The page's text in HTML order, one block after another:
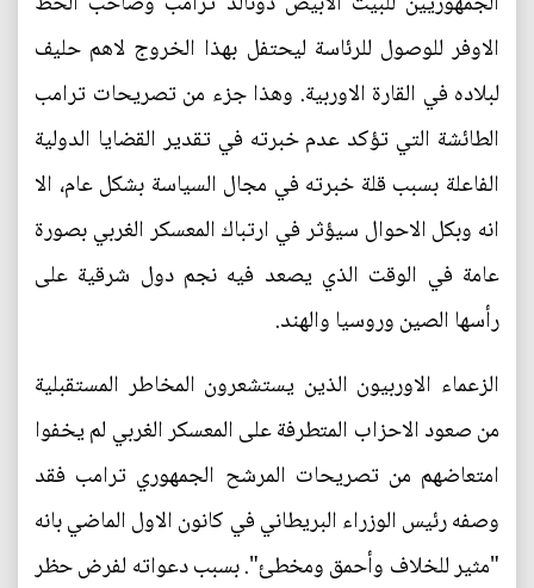
الاوفر للوصول للرئاسة ليحتفل بهذا الخروج لاهم حليف
لبلاده في القارة الاوربية. وهذا جزء من تصريحات ترامب
الطائشة التي تؤكد عدم خبرته في تقدير القضايا الدولية
الفاعلة بسبب قلة خبرته في مجال السياسة بشكل عام، الا
انه وبكل الاحوال سيؤثر في ارتباك المعسكر الغربي بصورة
عامة في الوقت الذي يصعد فيه نجم دول شرقية على
رأسها الصين وروسيا والهند.
الزعماء الاوربيون الذين يستشعرون المخاطر المستقبلية
من صعود الاحزاب المتطرفة على المعسكر الغربي لم يخفوا
امتعاضهم من تصريحات المرشح الجمهوري ترامب فقد
وصفه رئيس الوزراء البريطاني في كانون الاول الماضي بانه
"مثير للخلاف وأحمق ومخطئ". بسبب دعواته لفرض حظر